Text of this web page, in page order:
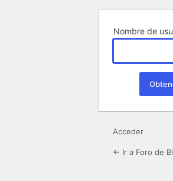
Nombre de
Acceder
← Ir a Foro de